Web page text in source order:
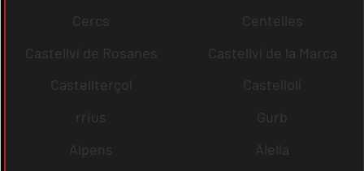
Cercs
Centelles
Castellví de Rosanes
Castellví de la Marca
Castellterçol
Castellolí
rrius
Gurb
Alpens
Alella